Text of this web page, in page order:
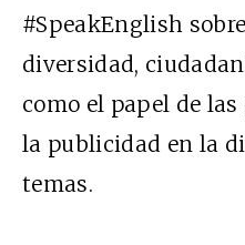
#SpeakEnglish
diversidad,
como el papel de
la publicidad en la
temas.